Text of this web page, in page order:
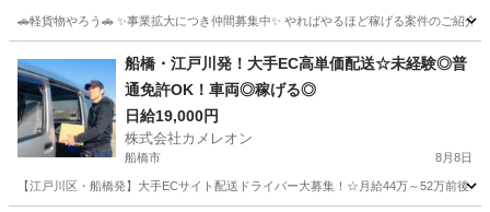
🚗軽貨物やろう🚗 ✨事業拡大につき仲間募集中✨ やればやるほど稼げる案件のご紹
ドライバー 荷物
船橋・江戸川発！大手EC高単価配送☆未経験◎普
通免許OK！車両◎稼げる◎
日給19,000円
株式会社カメレオン
船橋市 8月8日
【江戸川区・船橋発】大手ECサイト配送ドライバー大募集！☆月給44万～52万前後